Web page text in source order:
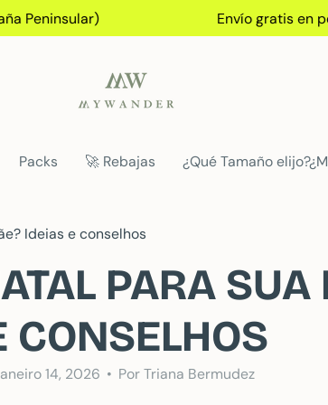
Envío gratis en
Packs 🚀 Rebajas ¿Qué Tamaño
Ideias e conselhos
PARA
CONSELHOS
14, 2026 Por Triana Bermudez